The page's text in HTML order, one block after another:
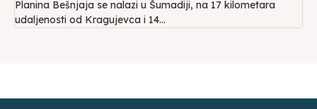
Planina Bešnjaja se nalazi u Šumadiji, na 17 kilometara
udaljenosti od Kragujevca i 14...